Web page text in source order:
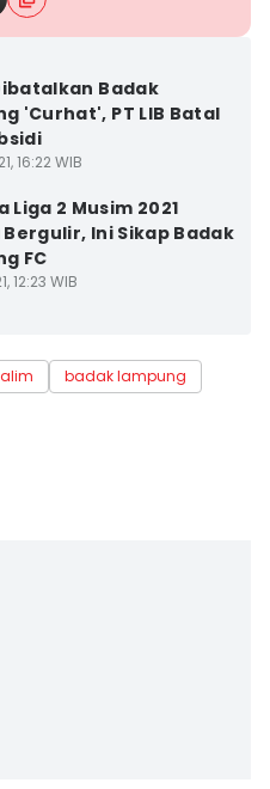
Badak
'Curhat', PT LIB Batal
16:22 WIB
Liga 2 Musim 2021
Ini Sikap Badak
FC
12:23 WIB
badak lampung